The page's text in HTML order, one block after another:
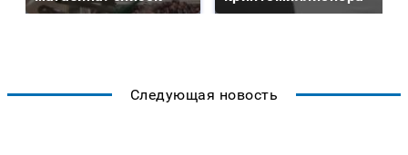
Следующая новость